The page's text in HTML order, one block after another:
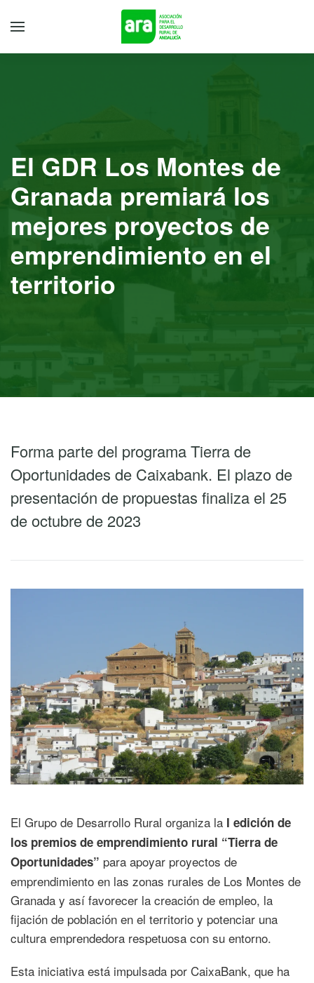
El GDR Los Montes de
Granada premiará los
mejores proyectos de
emprendimiento en el
territorio
Forma parte del programa Tierra de
Oportunidades de Caixabank. El plazo de
presentación de propuestas finaliza el 25
de octubre de 2023
El Grupo de Desarrollo Rural organiza la I edición de
los premios de emprendimiento rural “Tierra de
Oportunidades” para apoyar proyectos de
emprendimiento en las zonas rurales de Los Montes de
Granada y así favorecer la creación de empleo, la
fijación de población en el territorio y potenciar una
cultura emprendedora respetuosa con su entorno.
Esta iniciativa está impulsada por CaixaBank, que ha